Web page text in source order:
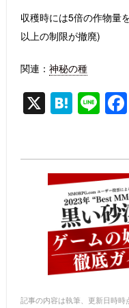
収穫時には5倍の作物量
以上の制限が撤廃)
関連： 神秘の種
X H
at
n
a
Li
n
記事の内容は執筆、更新日時時